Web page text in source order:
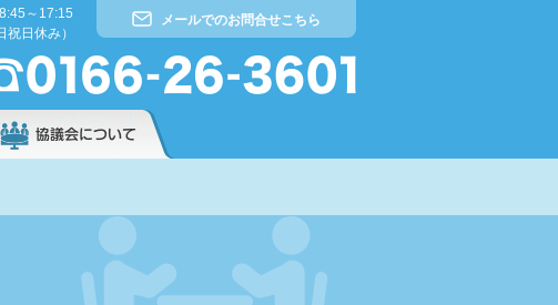
～17:15
祝日休み）
メールでのお問合せこちら